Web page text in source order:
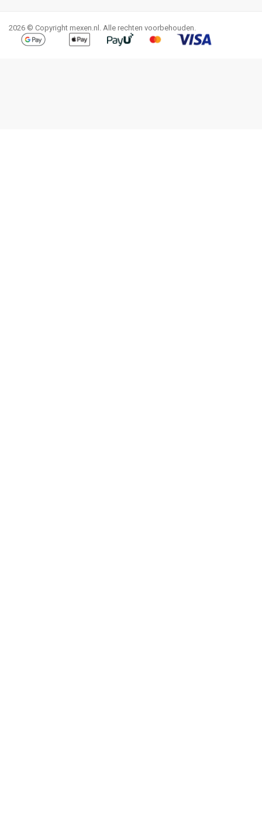
2026 © Copyright mexen.nl. Alle rechten voorbehouden.